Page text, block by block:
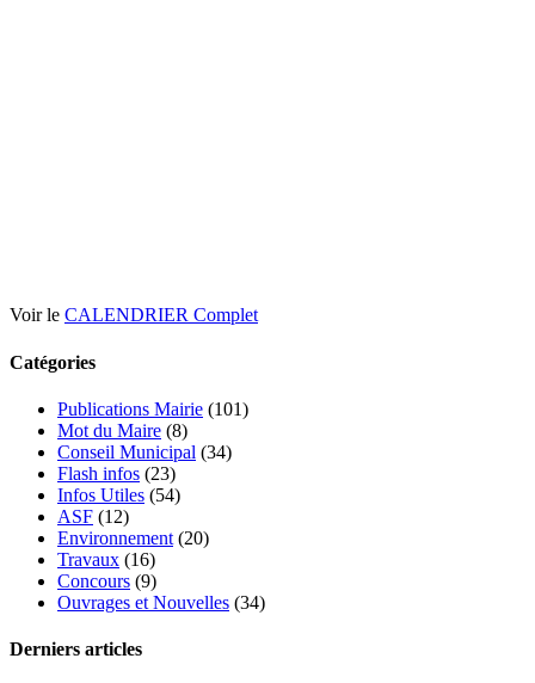
Voir le CALENDRIER Complet
Catégories
Publications Mairie (101)
Mot du Maire (8)
Conseil Municipal (34)
Flash infos (23)
Infos Utiles (54)
ASF (12)
Environnement (20)
Travaux (16)
Concours (9)
Ouvrages et Nouvelles (34)
Derniers articles